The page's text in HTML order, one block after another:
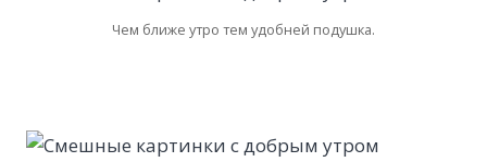
Чем ближе утро тем удобней подушка.